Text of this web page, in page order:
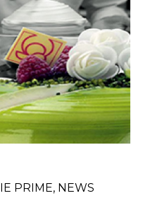
PRIME, NEWS